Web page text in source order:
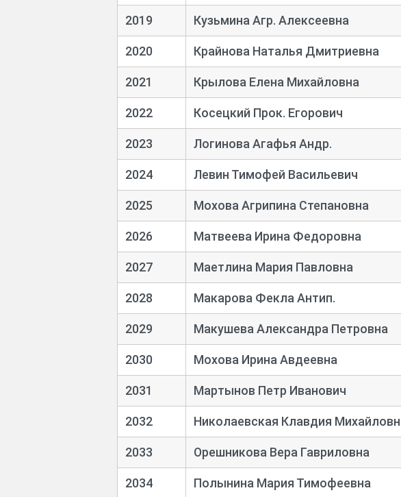
2019 Кузьмина Агр. Алексеевна
2020 Крайнова Наталья Дмитриевна
2021 Крылова Елена Михайловна
2022 Косецкий Прок. Егорович
2023 Логинова Агафья Андр.
2024 Левин Тимофей Васильевич
2025 Мохова Агрипина Степановна
2026 Матвеева Ирина Федоровна
2027 Маетлина Мария Павловна
2028 Макарова Фекла Антип.
2029 Макушева Александра Петровна
2030 Мохова Ирина Авдеевна
2031 Мартынов Петр Иванович
2032 Николаевская Клавдия
2033 Орешникова Вера Гавриловна
2034 Полынина Мария Тимофеевна